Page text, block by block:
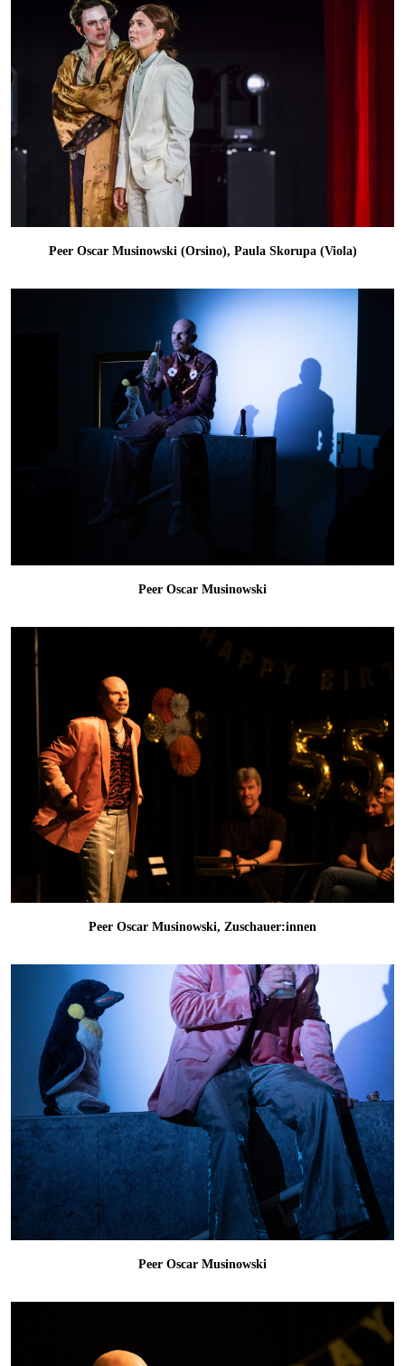
Peer Oscar Musinowski (Orsino), Paula Skorupa (Viola)
Peer Oscar Musinowski
Peer Oscar Musinowski, Zuschauer:innen
Peer Oscar Musinowski